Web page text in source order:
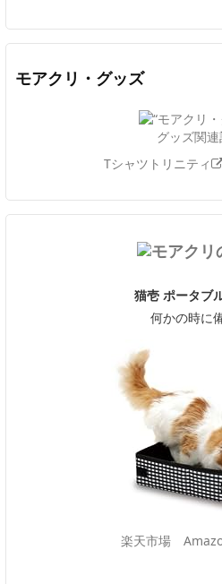
モアクリ・グッズ
グッズ関
Tシャツトリニティ
猫壱 ポータブ
何かの時に
楽天市場